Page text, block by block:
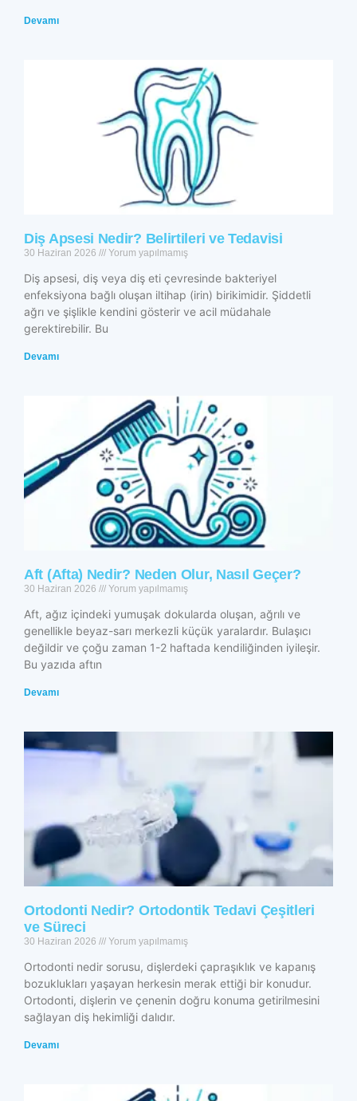
Devamı
Diş Apsesi Nedir? Belirtileri ve Tedavisi
30 Haziran 2026 Yorum yapılmamış
Diş apsesi, diş veya diş eti çevresinde bakteriyel
enfeksiyona bağlı oluşan iltihap (irin) birikimidir. Şiddetli
ağrı ve şişlikle kendini gösterir ve acil müdahale
gerektirebilir. Bu
Devamı
Aft (Afta) Nedir? Neden Olur, Nasıl Geçer?
30 Haziran 2026 Yorum yapılmamış
Aft, ağız içindeki yumuşak dokularda oluşan, ağrılı ve
genellikle beyaz-sarı merkezli küçük yaralardır. Bulaşıcı
değildir ve çoğu zaman 1-2 haftada kendiliğinden iyileşir.
Bu yazıda aftın
Devamı
Ortodonti Nedir? Ortodontik Tedavi Çeşitleri
ve Süreci
30 Haziran 2026 Yorum yapılmamış
Ortodonti nedir sorusu, dişlerdeki çapraşıklık ve kapanış
bozuklukları yaşayan herkesin merak ettiği bir konudur.
Ortodonti, dişlerin ve çenenin doğru konuma getirilmesini
sağlayan diş hekimliği dalıdır.
Devamı